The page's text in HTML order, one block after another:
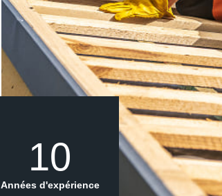
10
Années d'expérience